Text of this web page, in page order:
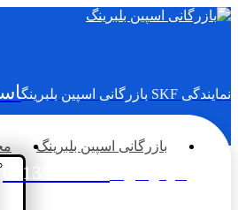
نمایندگی SKF بازرگانی اسپین بلبرینگ
02133936833
بازرگانی اسپین بلبرینگ